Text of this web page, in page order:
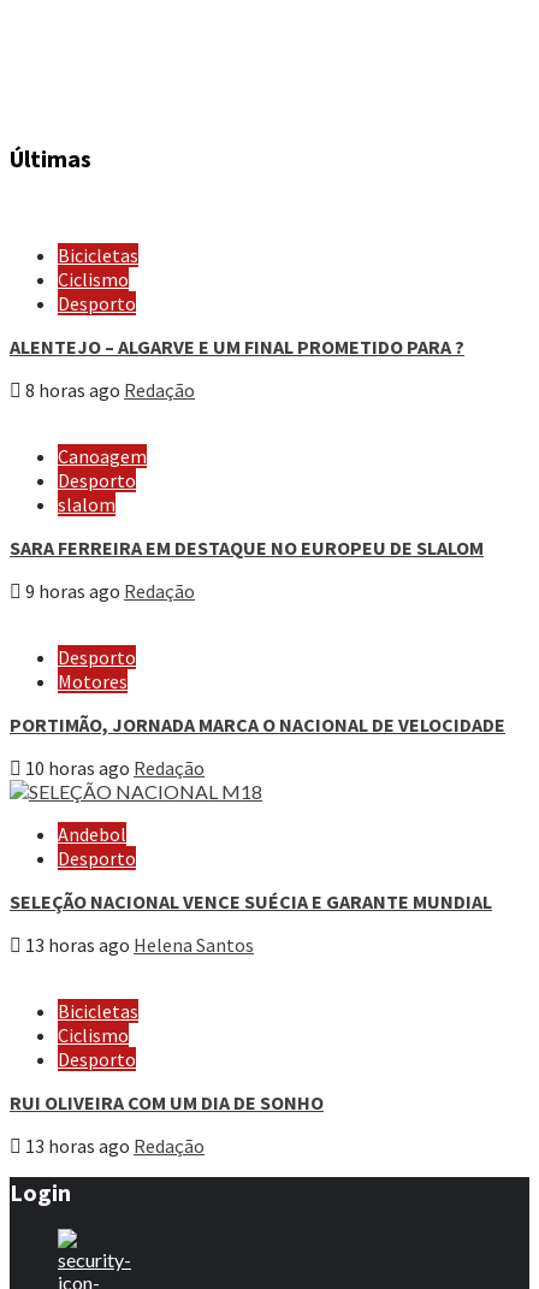
Últimas
Bicicletas
Ciclismo
Desporto
ALENTEJO – ALGARVE E UM FINAL PROMETIDO PARA ?
8 horas ago Redação
Canoagem
Desporto
slalom
SARA FERREIRA EM DESTAQUE NO EUROPEU DE SLALOM
9 horas ago Redação
Desporto
Motores
PORTIMÃO, JORNADA MARCA O NACIONAL DE VELOCIDADE
10 horas ago Redação
Andebol
Desporto
SELEÇÃO NACIONAL VENCE SUÉCIA E GARANTE MUNDIAL
13 horas ago Helena Santos
Bicicletas
Ciclismo
Desporto
RUI OLIVEIRA COM UM DIA DE SONHO
13 horas ago Redação
Login